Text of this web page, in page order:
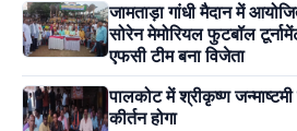
जामताड़ा गांधी मैदान में
सोरेन मेमोरियल फुटबॉल
एफसी टीम बना विजेता
पालकोट में श्रीकृष्ण
कीर्तन होगा